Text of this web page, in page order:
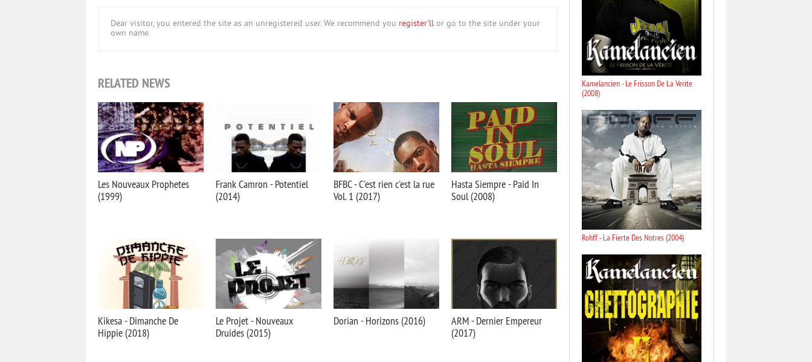
Dear visitor, you entered the site as an unregistered user. We recommend you register'll or go to the site under your
own name.
RELATED NEWS
Les Nouveaux Prophetes
(1999)
Frank Camron - Potentiel
(2014)
BFBC - C'est rien c'est la rue
Vol. 1 (2017)
Hasta Siempre - Paid In
Soul (2008)
Kikesa - Dimanche De
Hippie (2018)
Le Projet - Nouveaux
Druides (2015)
Dorian - Horizons (2016)
ARM - Dernier Empereur
(2017)
Kamelancien - Le Frisson De La Verite
(2008)
Rohff - La Fierte Des Notres (2004)